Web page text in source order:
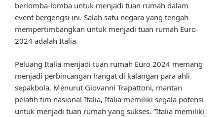
berlomba-lomba untuk menjadi tuan rumah dalam
event bergengsi ini. Salah satu negara yang tengah
mempertimbangkan untuk menjadi tuan rumah Euro
2024 adalah Italia.
Peluang Italia menjadi tuan rumah Euro 2024 memang
menjadi perbincangan hangat di kalangan para ahli
sepakbola. Menurut Giovanni Trapattoni, mantan
pelatih tim nasional Italia, Italia memiliki segala potensi
untuk menjadi tuan rumah yang sukses. “Italia memiliki